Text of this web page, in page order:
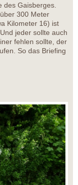
des Gaisberges.
300 Meter
Kilometer 16) ist
jeder sollte auch
fehlen sollte, der
So das Briefing